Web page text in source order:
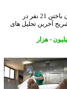
رییس آزمایشگاه تحلیل داده های پلیس راهور فراجا از جان باختن 21 نفر در
تحلیل های
-هزار